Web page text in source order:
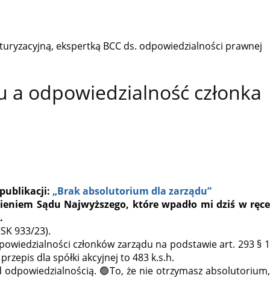
ekspertką BCC ds. odpowiedzialności prawnej
odpowiedzialność członka
„Brak absolutorium dla zarządu”
Sądu Najwyższego, które wpadło mi dziś w ręce
933/23).
członków zarządu na podstawie art. 293 § 1
dla spółki akcyjnej to 483 k.s.h.
🟢To, że nie otrzymasz absolutorium,